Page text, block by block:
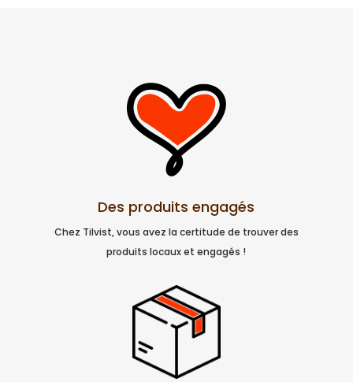
Des produits engagés
Chez Tilvist, vous avez la certitude de trouver des
produits locaux et engagés !